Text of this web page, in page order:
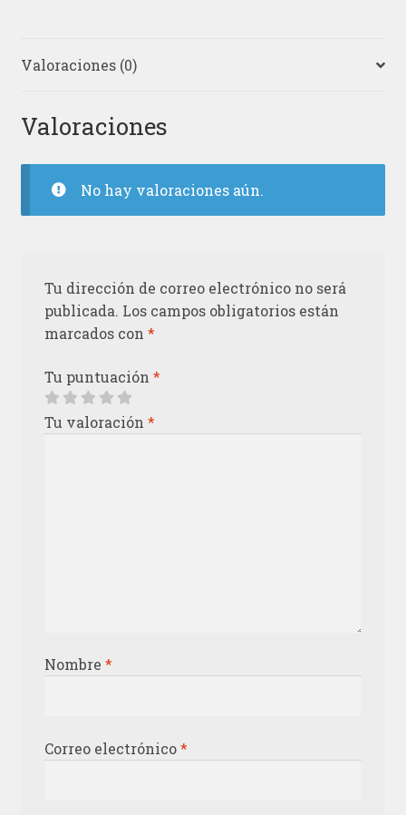
Valoraciones (0)
Valoraciones
No hay valoraciones aún.
Tu dirección de correo electrónico no será
publicada. Los campos obligatorios están
marcados con *
Tu puntuación *
Tu valoración *
Nombre *
Correo electrónico*